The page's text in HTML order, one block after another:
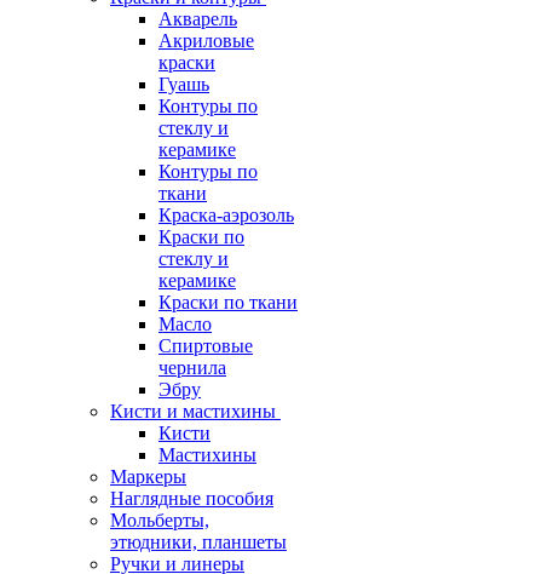
Акварель
Акриловые
краски
Гуашь
Контуры по
стеклу и
керамике
Контуры по
ткани
Краска-аэрозоль
Краски по
стеклу и
керамике
Краски по ткани
Масло
Спиртовые
чернила
Эбру
Кисти и мастихины
Кисти
Мастихины
Маркеры
Наглядные пособия
Мольберты,
этюдники, планшеты
Ручки и линеры